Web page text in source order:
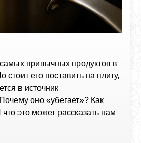
привычных продуктов в
его поставить на плиту,
в источник
оно «убегает»? Как
это может рассказать нам